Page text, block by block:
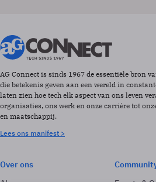
AG Connect is sinds 1967 de essentiële bron
die betekenis geven aan een wereld in
laten zien hoe tech elk aspect van ons leven
organisaties, ons werk en onze carrière tot
en maatschappij.
Lees ons manifest >
Over ons